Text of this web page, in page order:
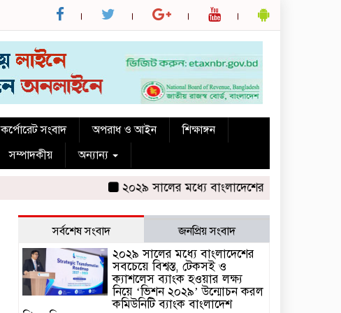
কর্পোরেট সংবাদ অপরাধ ও আইন
শিক্ষাঙ্গন
সম্পাদকীয় অন্যান্য
২০২৯ সালের মধ্যে বাংলাদেশের সবচেয়ে বিশ্বস্ত,
সর্বশেষ সংবাদ জনপ্রিয় সংবাদ
২০২৯ সালের মধ্যে বাংলাদেশের
সবচেয়ে বিশ্বস্ত, টেকসই ও
ক্যাশলেস ব্যাংক হওয়ার লক্ষ্য
নিয়ে ‘ভিশন ২০২৯’ উন্মোচন করল
কমিউনিটি ব্যাংক বাংলাদেশ